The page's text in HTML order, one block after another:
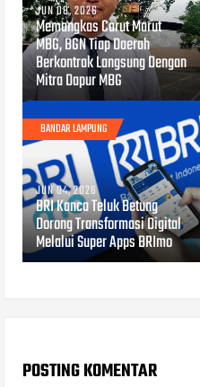
JUN 08, 2026
Memangkas Carut Marut
MBG, BGN Tiap Daerah
Berkontrak Langsung Dengan
Mitra Dapur MBG
BANDAR LAMPUNG
JUN 04, 2026
BRI Kanca Teluk Betung
Dorong Transformasi Digital
Melalui Super Apps BRImo
POSTING KOMENTAR